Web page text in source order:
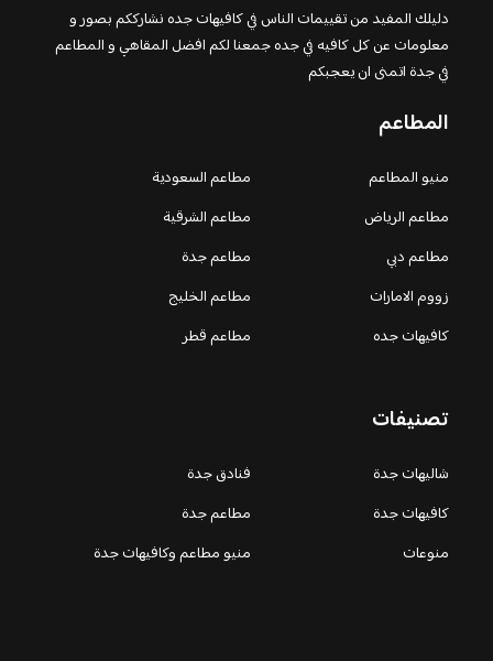
دليلك المفيد من تقييمات الناس في كافيهات جده نشارككم بصور و
معلومات عن كل كافيه في جده جمعنا لكم افضل المقاهي و المطاعم
في جدة اتمنى ان يعجبكم
المطاعم
منيو المطاعم
مطاعم السعودية
مطاعم الرياض
مطاعم الشرقية
مطاعم دبي
مطاعم جدة
زووم الامارات
مطاعم الخليج
كافيهات جده
مطاعم قطر
تصنيفات
شاليهات جدة
فنادق جدة
كافيهات جدة
مطاعم جدة
منوعات
منيو مطاعم وكافيهات جدة